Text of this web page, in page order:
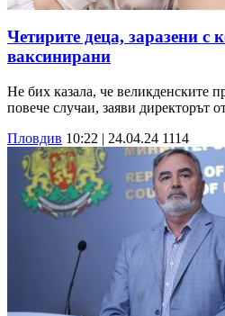
Четирите деца, заразени
ваксинирани
Не бих казала, че великденските
повече случаи, заяви директорът
Пловдив 10:22 | 24.04.24 1114